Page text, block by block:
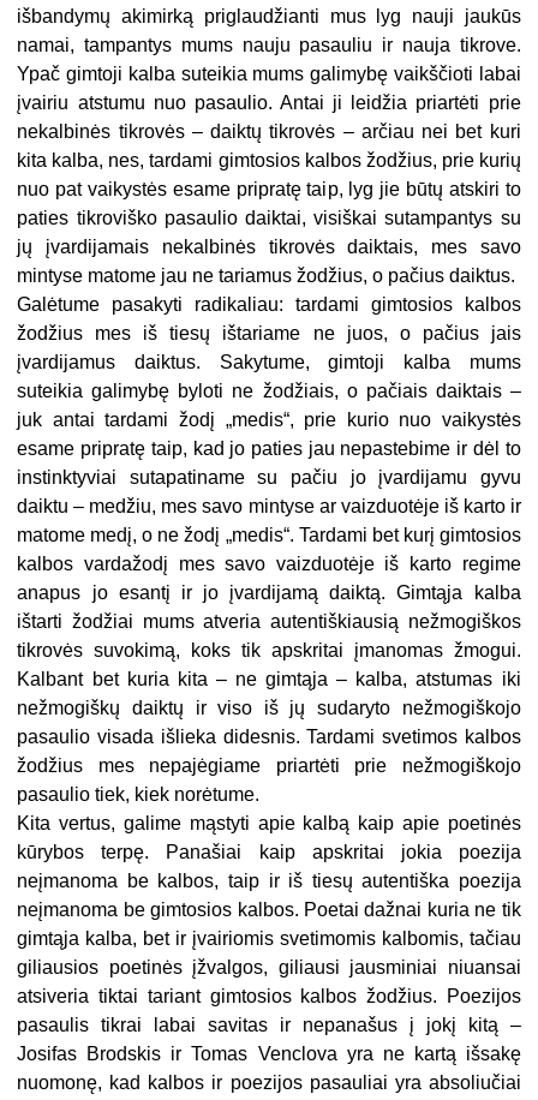
išbandymų akimirką priglaudžianti mus lyg nauji jaukūs
namai, tampantys mums nauju pasauliu ir nauja tikrove.
Ypač gimtoji kalba suteikia mums galimybę vaikščioti labai
įvairiu atstumu nuo pasaulio. Antai ji leidžia priartėti prie
nekalbinės tikrovės – daiktų tikrovės – arčiau nei bet kuri
kita kalba, nes, tardami gimtosios kalbos žodžius, prie kurių
nuo pat vaikystės esame pripratę taip, lyg jie būtų atskiri to
paties tikroviško pasaulio daiktai, visiškai sutampantys su
jų įvardijamais nekalbinės tikrovės daiktais, mes savo
mintyse matome jau ne tariamus žodžius, o pačius daiktus.
Galėtume pasakyti radikaliau: tardami gimtosios kalbos
žodžius mes iš tiesų ištariame ne juos, o pačius jais
įvardijamus daiktus. Sakytume, gimtoji kalba mums
suteikia galimybę byloti ne žodžiais, o pačiais daiktais –
juk antai tardami žodį „medis“, prie kurio nuo vaikystės
esame pripratę taip, kad jo paties jau nepastebime ir dėl to
instinktyviai sutapatiname su pačiu jo įvardijamu gyvu
daiktu – medžiu, mes savo mintyse ar vaizduotėje iš karto ir
matome medį, o ne žodį „medis“. Tardami bet kurį gimtosios
kalbos vardažodį mes savo vaizduotėje iš karto regime
anapus jo esantį ir jo įvardijamą daiktą. Gimtąja kalba
ištarti žodžiai mums atveria autentiškiausią nežmogiškos
tikrovės suvokimą, koks tik apskritai įmanomas žmogui.
Kalbant bet kuria kita – ne gimtąja – kalba, atstumas iki
nežmogiškų daiktų ir viso iš jų sudaryto nežmogiškojo
pasaulio visada išlieka didesnis. Tardami svetimos kalbos
žodžius mes nepajėgiame priartėti prie nežmogiškojo
pasaulio tiek, kiek norėtume.
Kita vertus, galime mąstyti apie kalbą kaip apie poetinės
kūrybos terpę. Panašiai kaip apskritai jokia poezija
neįmanoma be kalbos, taip ir iš tiesų autentiška poezija
neįmanoma be gimtosios kalbos. Poetai dažnai kuria ne tik
gimtąja kalba, bet ir įvairiomis svetimomis kalbomis, tačiau
giliausios poetinės įžvalgos, giliausi jausminiai niuansai
atsiveria tiktai tariant gimtosios kalbos žodžius. Poezijos
pasaulis tikrai labai savitas ir nepanašus į jokį kitą –
Josifas Brodskis ir Tomas Venclova yra ne kartą išsakę
nuomonę, kad kalbos ir poezijos pasauliai yra absoliučiai